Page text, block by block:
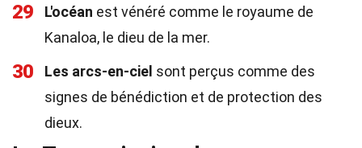
29 L'océan est vénéré comme le royaume de
Kanaloa, le dieu de la mer.
30 Les arcs-en-ciel sont perçus comme des
signes de bénédiction et de protection des
dieux.